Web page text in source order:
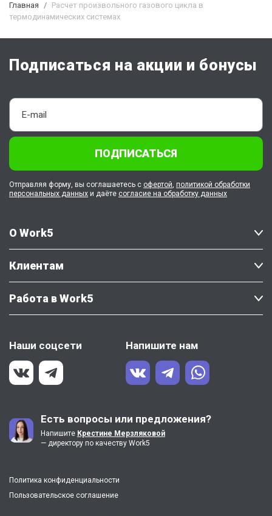
Главная
Расчет произвольного газового цикла в
термодинамических системах
О Work5
Клиентам
Работа в Work5
Наши соцсети Напишите нам
Есть вопросы или предложения?
Напишите Крестине Мерзляковой
— директору по качеству Work5
Политика конфиденциальности
Пользовательское соглашение
Подписаться на акции и бонусы
ПОДПИСАТЬСЯ
Отправляя форму, вы соглашаетесь с офертой, политикой обработки
персональных данных и даёте согласие на обработку данных